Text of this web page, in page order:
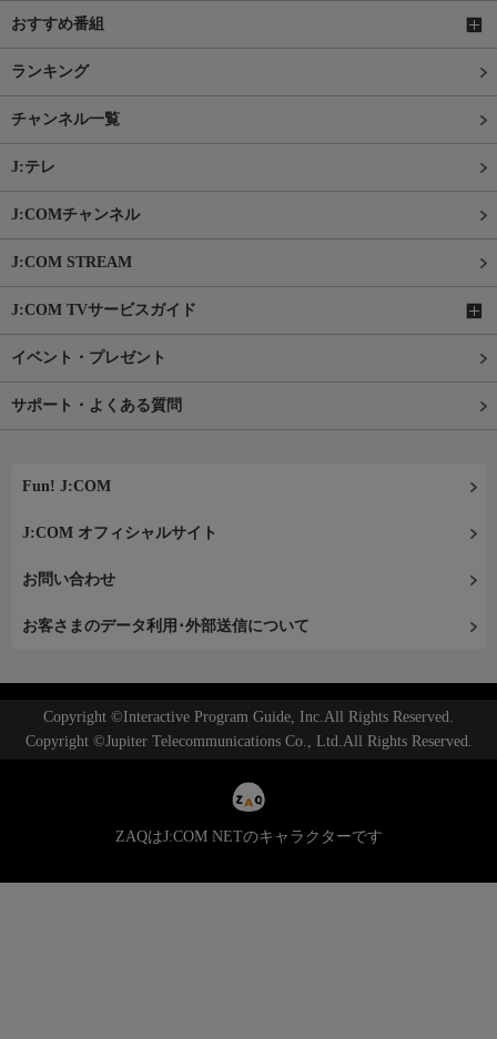
おすすめ番組
ランキング
チャンネル一覧
J:テレ
J:COMチャンネル
J:COM STREAM
J:COM TVサービスガイド
イベント・プレゼント
サポート・よくある質問
Fun! J:COM
J:COM オフィシャルサイト
お問い合わせ
お客さまのデータ利用･外部送信について
Copyright ©Interactive Program Guide, Inc.All Rights Reserved.
Copyright ©Jupiter Telecommunications Co., Ltd.All Rights Reserved.
ZAQはJ:COM NETのキャラクターです